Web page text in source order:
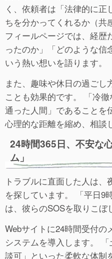
く、依頼者は「法律的に
ちを分かってくれるか（共
フィールページでは、経歴
ったのか」「どのような信
いう熱い想いを語ります。
また、趣味や休日の過ご
ことも効果的です。 「冷
通った人間」であることを
心理的な距離を縮め、相談
24時間365日、不安な
ム」
トラブルに直面した人は
を探しています。 「平日9
は、彼らのSOSを取りこぼ
Webサイトに24時間受付の
システムを導入します。
談可」といった柔軟な体制